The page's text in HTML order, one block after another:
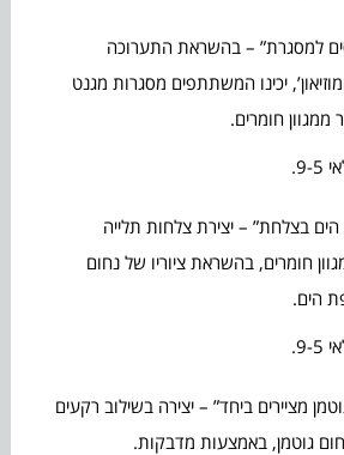
למסגרת” – בהשראת התערוכה
יכינו המשתתפים מסגרות מגנט
חומרים.
“שפת הים בצלחת” – יצירת צלחות תלייה
חומרים, בהשראת ציוריו של נחום
הים.
וגוטמן מציירים ביחד” – יצירה בשילוב רקעים
גוטמן, באמצעות מדבקות.